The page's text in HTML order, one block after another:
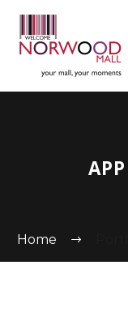
Home